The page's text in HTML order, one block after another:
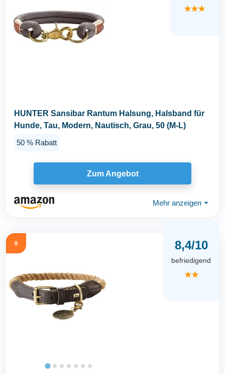
★★★
HUNTER Sansibar Rantum Halsung, Halsband für
Hunde, Tau, Modern, Nautisch, Grau, 50 (M-L)
50 % Rabatt
Zum Angebot
Mehr anzeigen ⏷
8 8,4/10
befriedigend
★★